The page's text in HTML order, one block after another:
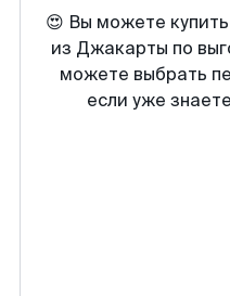
😍 Вы можете
из Джакарты по
можете выбрать
если уже